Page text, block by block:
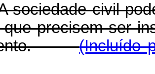
sociedade civil
precisem ser
(Incluído